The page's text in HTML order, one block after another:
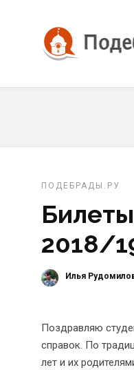
ПОДЕБРАДЫ.РУ
2018/
Илья
Поздравляю
справок. По
лет и их